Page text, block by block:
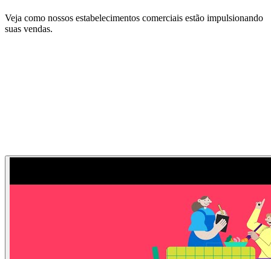
Veja como nossos estabelecimentos comerciais estão impulsionando
suas vendas.